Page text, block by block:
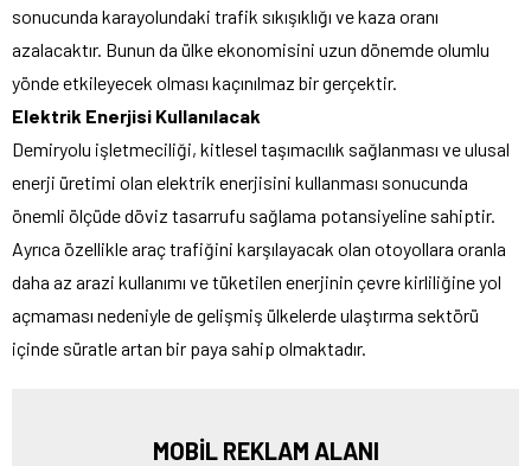
sonucunda karayolundaki trafik sıkışıklığı ve kaza oranı
azalacaktır. Bunun da ülke ekonomisini uzun dönemde olumlu
yönde etkileyecek olması kaçınılmaz bir gerçektir.
Elektrik Enerjisi Kullanılacak
Demiryolu işletmeciliği, kitlesel taşımacılık sağlanması ve ulusal
enerji üretimi olan elektrik enerjisini kullanması sonucunda
önemli ölçüde döviz tasarrufu sağlama potansiyeline sahiptir.
Ayrıca özellikle araç trafiğini karşılayacak olan otoyollara oranla
daha az arazi kullanımı ve tüketilen enerjinin çevre kirliliğine yol
açmaması nedeniyle de gelişmiş ülkelerde ulaştırma sektörü
içinde süratle artan bir paya sahip olmaktadır.
MOBİL REKLAM ALANI